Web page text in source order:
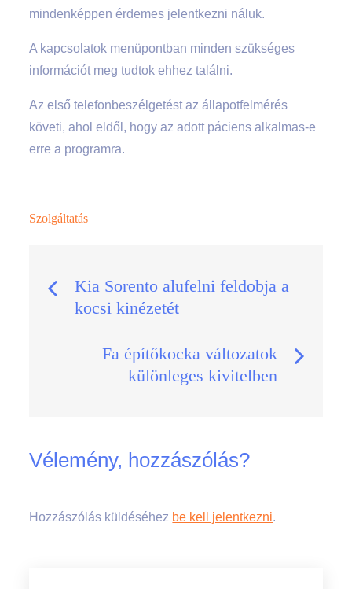
mindenképpen érdemes jelentkezni náluk.
A kapcsolatok menüpontban minden szükséges
információt meg tudtok ehhez találni.
Az első telefonbeszélgetést az állapotfelmérés
követi, ahol eldől, hogy az adott páciens alkalmas-e
erre a programra.
Szolgáltatás
Bejegyzés
navigáció
Kia Sorento alufelni feldobja a
kocsi kinézetét
Fa építőkocka változatok
különleges kivitelben
Vélemény, hozzászólás?
Hozzászólás küldéséhez be kell jelentkezni.